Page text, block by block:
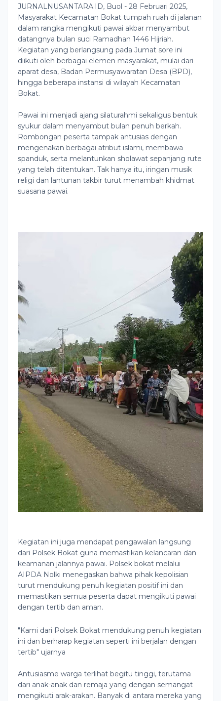
JURNALNUSANTARA.ID, Buol - 28 Februari 2025,
Masyarakat Kecamatan Bokat tumpah ruah di jalanan
dalam rangka mengikuti pawai akbar menyambut
datangnya bulan suci Ramadhan 1446 Hijriah.
Kegiatan yang berlangsung pada Jumat sore ini
diikuti oleh berbagai elemen masyarakat, mulai dari
aparat desa, Badan Permusyawaratan Desa (BPD),
hingga beberapa instansi di wilayah Kecamatan
Bokat.
Pawai ini menjadi ajang silaturahmi sekaligus bentuk
syukur dalam menyambut bulan penuh berkah.
Rombongan peserta tampak antusias dengan
mengenakan berbagai atribut islami, membawa
spanduk, serta melantunkan sholawat sepanjang rute
yang telah ditentukan. Tak hanya itu, iringan musik
religi dan lantunan takbir turut menambah khidmat
suasana pawai.
Kegiatan ini juga mendapat pengawalan langsung
dari Polsek Bokat guna memastikan kelancaran dan
keamanan jalannya pawai. Polsek bokat melalui
AIPDA Nolki menegaskan bahwa pihak kepolisian
turut mendukung penuh kegiatan positif ini dan
memastikan semua peserta dapat mengikuti pawai
dengan tertib dan aman.
"Kami dari Polsek Bokat mendukung penuh kegiatan
ini dan berharap kegiatan seperti ini berjalan dengan
tertib" ujarnya
Antusiasme warga terlihat begitu tinggi, terutama
dari anak-anak dan remaja yang dengan semangat
mengikuti arak-arakan. Banyak di antara mereka yang